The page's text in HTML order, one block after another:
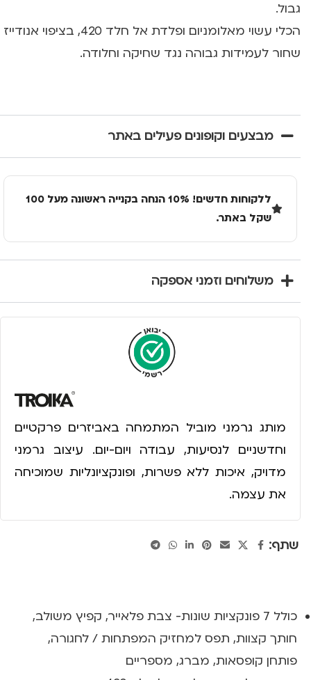
גבול.
הכלי עשוי מאלומניום ופלדת אל חלד 420, בציפוי אנודייז
שחור לעמידות גבוהה נגד שחיקה וחלודה.
מבצעים וקופונים פעילים באתר
ללקוחות חדשים! 10% הנחה בקנייה ראשונה מעל 100
שקל באתר.
משלוחים וזמני אספקה
מותג גרמני מוביל המתמחה באביזרים פרקטיים
וחדשניים לנסיעות, עבודה ויום-יום. עיצוב גרמני
מדויק, איכות ללא פשרות, ופונקציונליות שמוכיחה
את עצמה.
שתף:
כולל 7 פונקציות שונות- צבת פלאייר, קפיץ משולב,
חותך קצוות, תפס למחזיק המפתחות / לחגורה,
פותחן קופסאות, מברג, מספריים